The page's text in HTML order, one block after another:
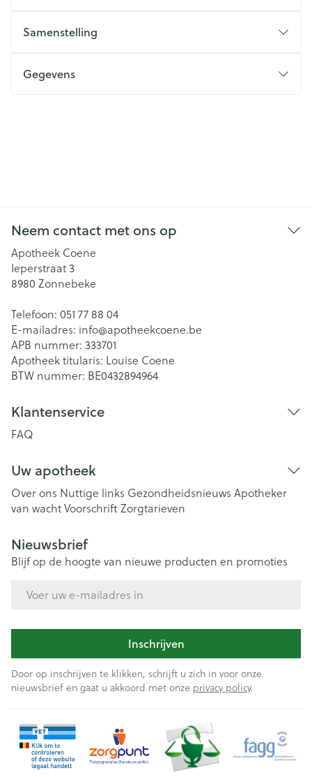
Samenstelling
Gegevens
Neem contact met ons op
Apotheek Coene
Ieperstraat 3
8980 Zonnebeke
Telefoon: 051 77 88 04
E-mailadres: info@apotheekcoene.be
APB nummer: 333701
Apotheek titularis: Louise Coene
BTW nummer: BE0432894964
Klantenservice
FAQ
Uw apotheek
Over ons Nuttige links Gezondheidsnieuws Apotheker
van wachtVoorschriftZorgtarieven
Nieuwsbrief
Blijf op de hoogte van nieuwe producten en promoties
Inschrijven
Door op inschrijven te klikken, schrijft u zich in voor onze
nieuwsbrief en gaat u akkoord met onze privacy policy.